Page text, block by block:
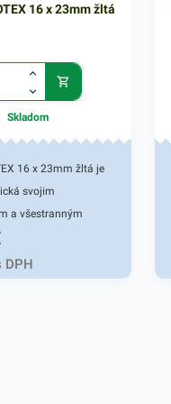
16 x 23mm žltá
Skladom
16 x 23mm žltá je
svojim
a všestranným
sa či
do
klieští, ktoré sa
DPH